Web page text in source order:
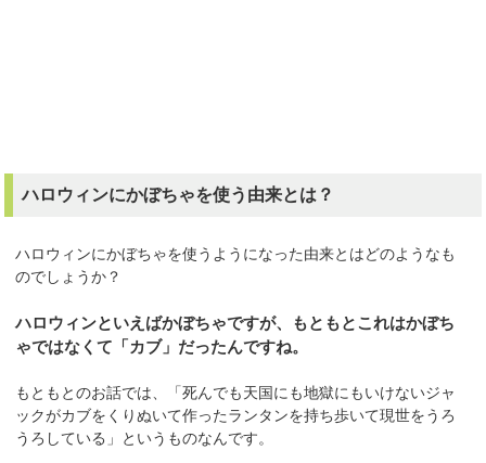
ハロウィンにかぼちゃを使う由来とは？
ハロウィンにかぼちゃを使うようになった由来とはどのようなも
のでしょうか？
ハロウィンといえばかぼちゃですが、もともとこれはかぼち
ゃではなくて「カブ」だったんですね。
もともとのお話では、「死んでも天国にも地獄にもいけないジャ
ックがカブをくりぬいて作ったランタンを持ち歩いて現世をうろ
うろしている」というものなんです。